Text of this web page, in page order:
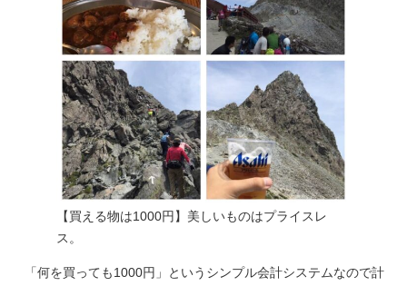
【買える物は1000円】美しいものはプライスレ
ス。
「何を買っても1000円」というシンプル会計システムなので計